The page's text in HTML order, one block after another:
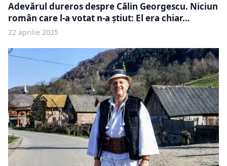
Adevărul dureros despre Călin Georgescu. Niciun
român care l-a votat n-a știut: El era chiar…
22 aprilie 2025